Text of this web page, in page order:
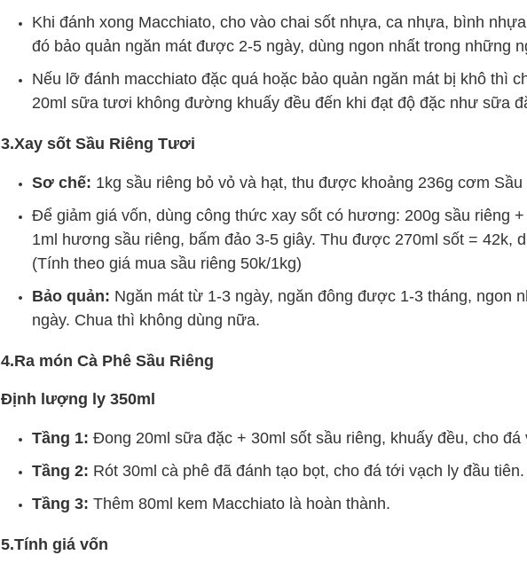
Khi đánh xong Macchiato, cho vào chai sốt nhựa, ca nhựa, bình
đó bảo quản ngăn mát được 2-5 ngày, dùng ngon nhất trong những
Nếu lỡ đánh macchiato đặc quá hoặc bảo quản ngăn mát bị khô thì
20ml sữa tươi không đường khuấy đều đến khi đạt độ đặc như sữa
3.Xay sốt Sầu Riêng Tươi
Sơ chế: 1kg sầu riêng bỏ vỏ và hạt, thu được khoảng 236g cơm Sầu
Để giảm giá vốn, dùng công thức xay sốt có hương: 200g sầu riêng
1ml hương sầu riêng, bấm đảo 3-5 giây. Thu được 270ml sốt = 42k,
(Tính theo giá mua sầu riêng 50k/1kg)
Bảo quản: Ngăn mát từ 1-3 ngày, ngăn đông được 1-3 tháng, ngon
ngày. Chua thì không dùng nữa.
4.Ra món Cà Phê Sầu Riêng
Định lượng ly 350ml
Tầng 1: Đong 20ml sữa đặc + 30ml sốt sầu riêng, khuấy đều, cho đá
Tầng 2: Rót 30ml cà phê đã đánh tạo bọt, cho đá tới vạch ly đầu tiên.
Tầng 3: Thêm 80ml kem Macchiato là hoàn thành.
5.Tính giá vốn